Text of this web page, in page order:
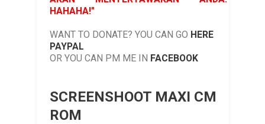
HAHAHA!"
WANT TO DONATE? YOU CAN GO HERE
PAYPAL
OR YOU CAN PM ME IN FACEBOOK
SCREENSHOOT MAXI CM
ROM